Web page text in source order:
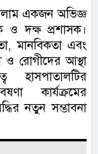
একজন অভিজ্ঞ
ও দক্ষ প্রশাসক।
মানবিকতা এবং
ও রোগীদের আস্থা
কার্যক্রমের
নতুন সম্ভাবনা